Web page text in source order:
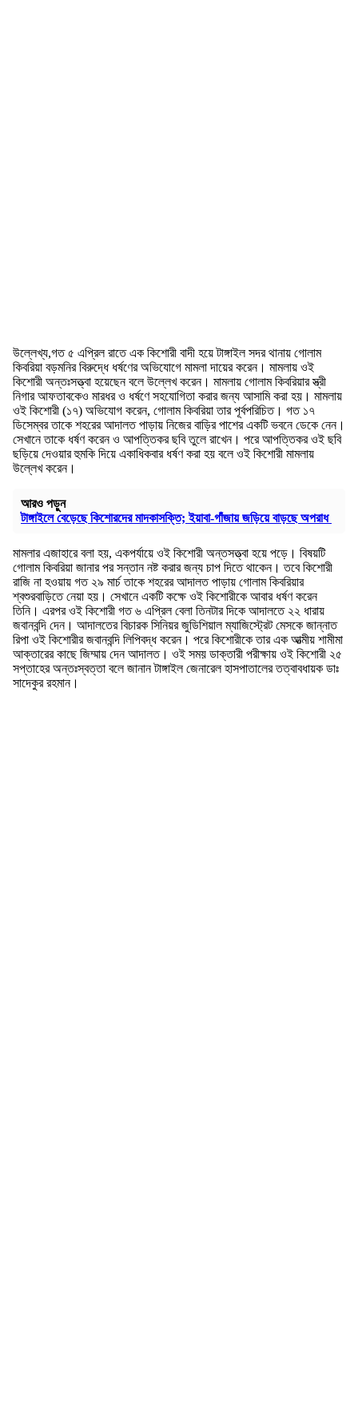
উল্লেখ্য,গত ৫ এপ্রিল রাতে এক কিশোরী বাদী হয়ে টাঙ্গাইল সদর থানায় গোলাম
কিবরিয়া বড়মনির বিরুদ্ধে ধর্ষণের অভিযোগে মামলা দায়ের করেন। মামলায় ওই
কিশোরী অন্তঃসত্ত্বা হয়েছেন বলে উল্লেখ করেন। মামলায় গোলাম কিবরিয়ার স্ত্রী
নিগার আফতাবকেও মারধর ও ধর্ষণে সহযোগিতা করার জন্য আসামি করা হয়। মামলায়
ওই কিশোরী (১৭) অভিযোগ করেন, গোলাম কিবরিয়া তার পূর্বপরিচিত। গত ১৭
ডিসেম্বর তাকে শহরের আদালত পাড়ায় নিজের বাড়ির পাশের একটি ভবনে ডেকে নেন।
সেখানে তাকে ধর্ষণ করেন ও আপত্তিকর ছবি তুলে রাখেন। পরে আপত্তিকর ওই ছবি
ছড়িয়ে দেওয়ার হুমকি দিয়ে একাধিকবার ধর্ষণ করা হয় বলে ওই কিশোরী মামলায়
উল্লেখ করেন।
আরও পড়ুন
টাঙ্গাইলে বেড়েছে কিশোরদের মাদকাসক্তি; ইয়াবা-গাঁজায় জড়িয়ে বাড়ছে অপরাধ
মামলার এজাহারে বলা হয়, একপর্যায়ে ওই কিশোরী অন্তসত্ত্বা হয়ে পড়ে। বিষয়টি
গোলাম কিবরিয়া জানার পর সন্তান নষ্ট করার জন্য চাপ দিতে থাকেন। তবে কিশোরী
রাজি না হওয়ায় গত ২৯ মার্চ তাকে শহরের আদালত পাড়ায় গোলাম কিবরিয়ার
শ্বশুরবাড়িতে নেয়া হয়। সেখানে একটি কক্ষে ওই কিশোরীকে আবার ধর্ষণ করেন
তিনি। এরপর ওই কিশোরী গত ৬ এপ্রিল বেলা তিনটার দিকে আদালতে ২২ ধারায়
জবানবন্দি দেন। আদালতের বিচারক সিনিয়র জুডিশিয়াল ম্যাজিস্ট্রেট মেসকে জান্নাত
রিপা ওই কিশোরীর জবানবন্দি লিপিবদ্ধ করেন। পরে কিশোরীকে তার এক আত্মীয় শামীমা
আক্তারের কাছে জিম্মায় দেন আদালত। ওই সময় ডাক্তারী পরীক্ষায় ওই কিশোরী ২৫
সপ্তাহের অন্তঃস্বত্তা বলে জানান টাঙ্গাইল জেনারেল হাসপাতালের তত্বাবধায়ক ডাঃ
সাদেকুর রহমান।